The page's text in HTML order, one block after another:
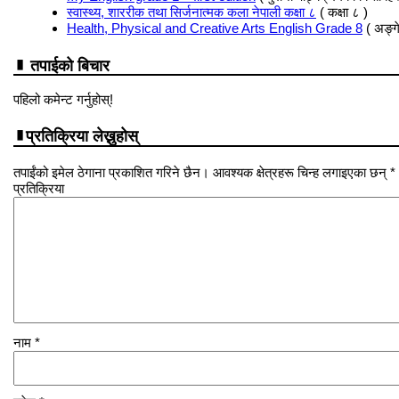
स्वास्थ्य, शाररीक तथा सिर्जनात्मक कला नेपाली कक्षा ८ ( कक्षा ८ )
Health, Physical and Creative Arts English Grade 8 (
तपाईको बिचार
पहिलो कमेन्ट गर्नुहोस्!
प्रतिक्रिया लेख्नुहोस्
तपाईंको इमेल ठेगाना प्रकाशित गरिने छैन। आवश्यक क्षेत्रहरू चिन्ह लगाइएका छन् *
प्रतिक्रिया
नाम *